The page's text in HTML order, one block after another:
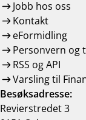
Jobb hos oss
Kontakt
eFormidling
Personvern og
RSS og API
Varsling til
Besøksadresse:
Revierstredet 3